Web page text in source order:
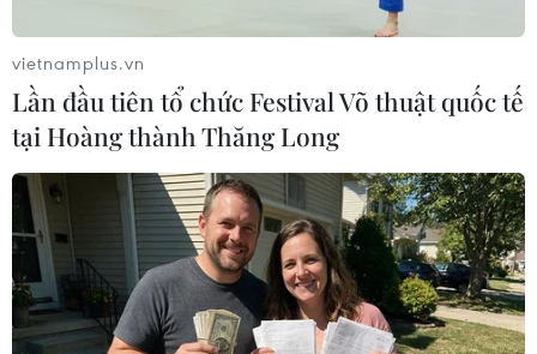
vietnamplus.vn
Lần đầu tiên tổ chức Festival Võ thuật quốc tế
tại Hoàng thành Thăng Long